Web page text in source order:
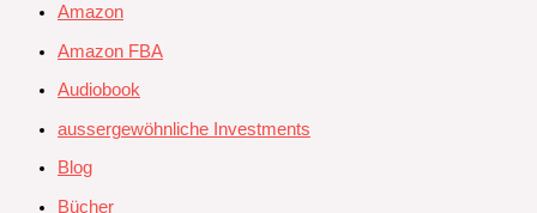
Amazon
Amazon FBA
Audiobook
aussergewöhnliche Investments
Blog
Bücher